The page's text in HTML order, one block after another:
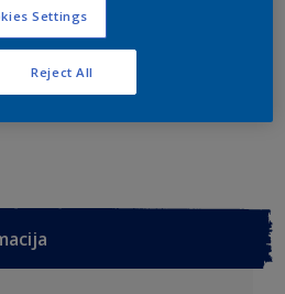
Skaičiuoti
Settings
Reject All